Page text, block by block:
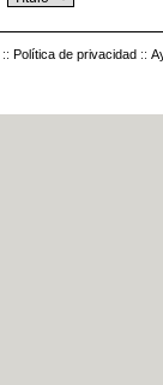
:: Política de privacidad ::